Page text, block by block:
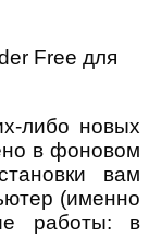
либо новых
в фоновом
вам
(именно
работы: в